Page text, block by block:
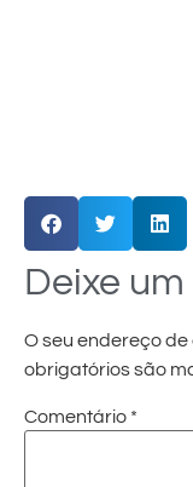
Deixe
O seu endereço
obrigatórios são
Comentário *